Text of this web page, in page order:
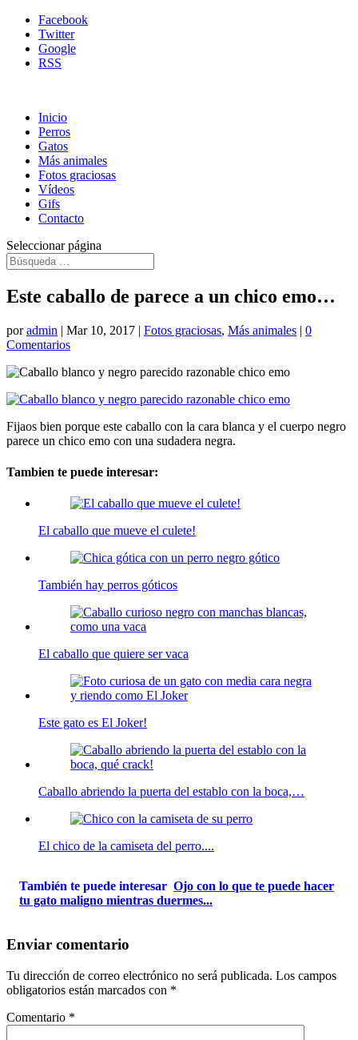
Facebook
Twitter
Google
RSS
Inicio
Perros
Gatos
Más animales
Fotos graciosas
Vídeos
Gifs
Contacto
Seleccionar página
Este caballo de parece a un chico emo…
poradmin | Mar 10, 2017 | Fotos graciosas, Más animales | 0
Comentarios
Fijaos bien porque este caballo con la cara blanca y el cuerpo negro
parece un chico emo con una sudadera negra.
Tambien te puede interesar:
El caballo que mueve el culete!
También hay perros góticos
El caballo que quiere ser vaca
Este gato es El Joker!
Caballo abriendo la puerta del establo con la boca,…
El chico de la camiseta del perro....
También te puede interesar Ojo con lo que te puede hacer
tu gato maligno mientras duermes...
Enviar comentario
Tu dirección de correo electrónico no será publicada. Los campos
obligatorios están marcados con *
Comentario *